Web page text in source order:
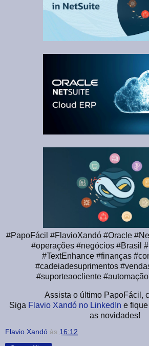
#PapoFácil #FlavioXandó #Oracle
#operações #negócios #Brasil
#TextEnhance #finanças
#cadeiadesuprimentos
#suporteaocliente
Assista o último PapoFácil,
Siga Flavio Xandó no LinkedIn e
as novidades!
Flavio Xandó às 16:12